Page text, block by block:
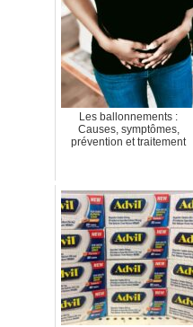
Les ballonnements :
Causes, symptômes,
prévention et traitement